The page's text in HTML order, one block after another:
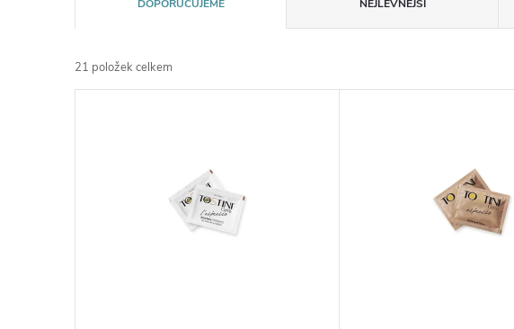
a
z
DOPORUČUJEME NEJLEVNĚJŠÍ
21 položek celkem